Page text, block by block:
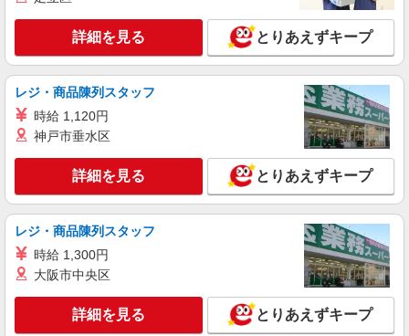
NEW
【時給】1,350円〜1,550円 ▼給与詳細 処遇改
ヶ月)は支給なし
キープ 詳細を見る
詳細を見る とりあえずキープ
レジ・商品陳列スタッフ
時給 1,120円
神戸市垂水区
詳細を見る とりあえずキープ
レジ・商品陳列スタッフ
時給 1,300円
大阪市中央区
詳細を見る とりあえずキープ